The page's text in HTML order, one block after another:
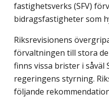
fastighetsverks (SFV)
bidragsfastigheter som
Riksrevisionens
förvaltningen till stora
finns vissa brister i såväl
regeringens styrning.
följande